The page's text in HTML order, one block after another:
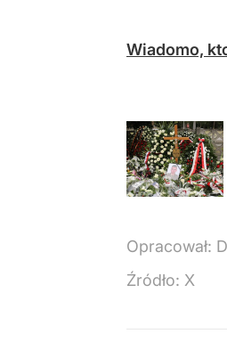
Wiadomo,
Opracował:
Źródło: X